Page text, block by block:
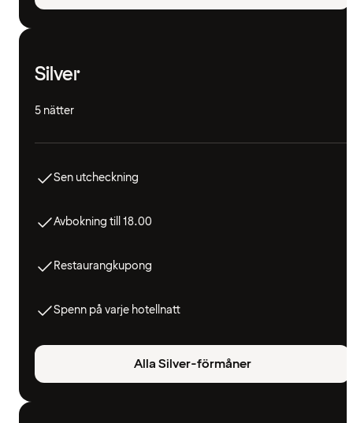
Silver
5 nätter
Sen utcheckning
Avbokning till 18.00
Restaurangkupong
Spenn på varje hotellnatt
Alla Silver-förmåner